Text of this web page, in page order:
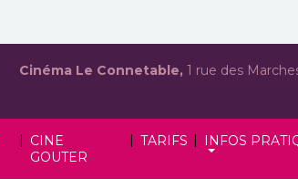
| CINE
GOUTER
| TARIFS | INFOS
Cinéma Le Connetable, 1 rue des